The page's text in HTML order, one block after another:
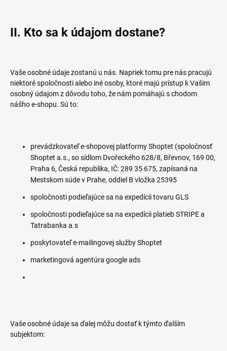
II. Kto sa k údajom dostane?
Vaše osobné údaje zostanú u nás. Napriek tomu pre nás pracujú
niektoré spoločnosti alebo iné osoby, ktoré majú prístup k Vašim
osobný údajom z dôvodu toho, že nám pomáhajú s chodom
nášho e-shopu. Sú to:
prevádzkovateľ e-shopovej platformy Shoptet (spoločnosť
Shoptet a.s., so sídlom Dvořeckého 628/8, Břevnov, 169 00,
Praha 6, Česká republika, IČ: 289 35 675, zapísaná na
Mestskom súde v Prahe, oddiel B vložka 25395
spoločnosti podieľajúce sa na expedícii tovaru GLS
spoločnosti podieľajúce sa na expedícii platieb STRIPE a
Tatrabanka a.s
poskytovateľ e-mailingovej služby Shoptet
marketingová agentúra google ads
Vaše osobné údaje sa ďalej môžu dostať k týmto ďalším
subjektom: